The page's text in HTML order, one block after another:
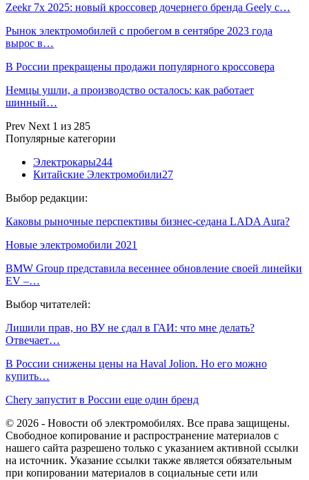
Zeekr 7x 2025: новый кроссовер дочернего бренда Geely с…
Рынок электромобилей с пробегом в сентябре 2023 года
вырос в…
В России прекращены продажи популярного кроссовера
Немцы ушли, а производство осталось: как работает
шинный…
Prev Next 1 из 285
Популярные категории
Электрокары244
Китайские Электромобили27
Выбор редакции:
Каковы рыночные перспективы бизнес-седана LADA Aura?
Новые электромобили 2021
BMW Group представила весеннее обновление своей линейки
EV –…
Выбор читателей:
Лишили прав, но ВУ не сдал в ГАИ: что мне делать?
Отвечает…
В России снижены цены на Haval Jolion. Но его можно
купить…
Chery запустит в России еще один бренд
© 2026 - Новости об электромобилях. Все права защищены.
Свободное копирование и распространение материалов с
нашего сайта разрешено только с указанием активной ссылки
на источник. Указание ссылки также является обязательным
при копировании материалов в социальные сети или